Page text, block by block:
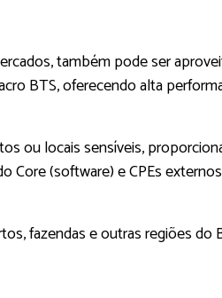
também pode ser
BTS, oferecendo alta
ou locais sensíveis,
Core (software) e CPEs
fazendas e outras regiões do